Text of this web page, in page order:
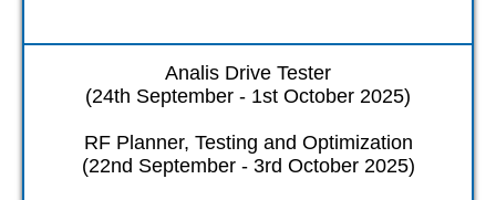
Analis Drive Tester
(24th September - 1st October 2025)
RF Planner, Testing and Optimization
(22nd September - 3rd October 2025)